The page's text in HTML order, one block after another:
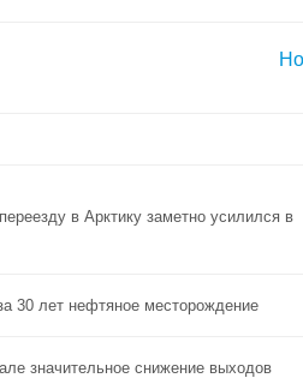
в Арктику заметно усилился в
30 лет нефтяное месторождение
значительное снижение выходов